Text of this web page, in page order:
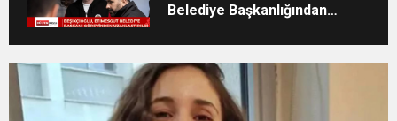
Belediye Başkanlığından